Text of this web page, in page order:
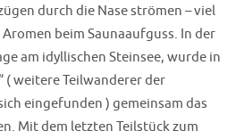
durch die Nase strömen – viel
beim Saunaaufguss. In der
am idyllischen Steinsee, wurde in
( weitere Teilwanderer der
eingefunden ) gemeinsam das
Mit dem letzten Teilstück zum